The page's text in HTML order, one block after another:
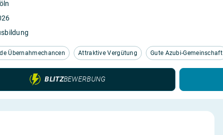
Übernahmechancen Attraktive Vergütung Gute Azubi-Gemeinschaft
BLITZBEWERBUNG